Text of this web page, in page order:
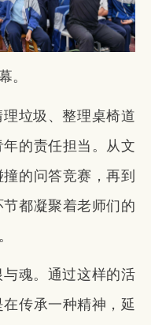
。
垃圾、整理桌椅道
的责任担当。从文
的问答竞赛，再到
都凝聚着老师们的
魂。通过这样的活
传承一种精神，延